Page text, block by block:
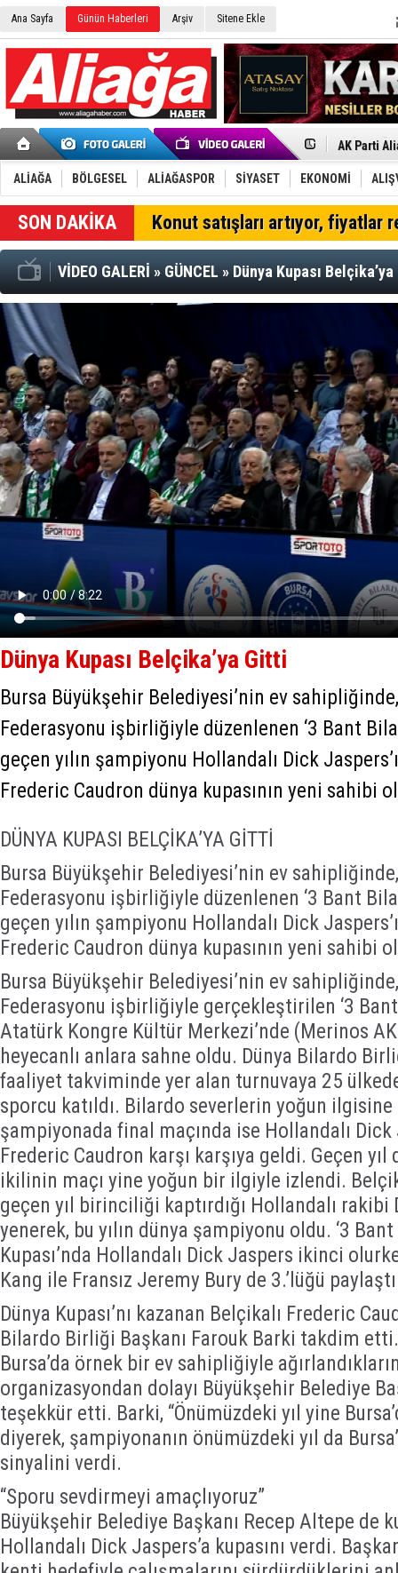
Ana Sayfa Günün Haberleri Arşiv Sitene Ekle
Menemen
Aliağa'da
Furkan
AK Parti
SOCAR
Trafiği
Alto,
Chp
ALİAĞA BÖLGESEL ALİAĞASPOR SİYASET EKONOMİ
SON DAKİKA Konut satışları artıyor, fiyatlar
VİDEO GALERİ » GÜNCEL » Dünya Kupası
Dünya Kupası Belçika’ya Gitti
Bursa Büyükşehir Belediyesi’nin ev
Federasyonu işbirliğiyle düzenlenen ‘3 Bant
geçen yılın şampiyonu Hollandalı Dick
Frederic Caudron dünya kupasının yeni sahibi
DÜNYA KUPASI BELÇİKA’YA GİTTİ
Bursa Büyükşehir Belediyesi’nin ev
Federasyonu işbirliğiyle düzenlenen ‘3 Bant
geçen yılın şampiyonu Hollandalı Dick
Frederic Caudron dünya kupasının yeni sahibi
Bursa Büyükşehir Belediyesi’nin ev
Federasyonu işbirliğiyle gerçekleştirilen ‘3 Bant
Atatürk Kongre Kültür Merkezi’nde (Merinos
heyecanlı anlara sahne oldu. Dünya Bilardo
faaliyet takviminde yer alan turnuvaya 25
sporcu katıldı. Bilardo severlerin yoğun
şampiyonada final maçında ise Hollandalı
Frederic Caudron karşı karşıya geldi. Geçen
ikilinin maçı yine yoğun bir ilgiyle izlendi.
geçen yıl birinciliği kaptırdığı Hollandalı rakibi
yenerek, bu yılın dünya şampiyonu oldu. ‘3
Kupası’nda Hollandalı Dick Jaspers ikinci
Kang ile Fransız Jeremy Bury de 3.’lüğü
Dünya Kupası’nı kazanan Belçikalı Frederic
Bilardo Birliği Başkanı Farouk Barki takdim
Bursa’da örnek bir ev sahipliğiyle
organizasyondan dolayı Büyükşehir Belediye
teşekkür etti. Barki, “Önümüzdeki yıl yine
diyerek, şampiyonanın önümüzdeki yıl da
sinyalini verdi.
“Sporu sevdirmeyi amaçlıyoruz”
Büyükşehir Belediye Başkanı Recep Altepe de
Hollandalı Dick Jaspers’a kupasını verdi.